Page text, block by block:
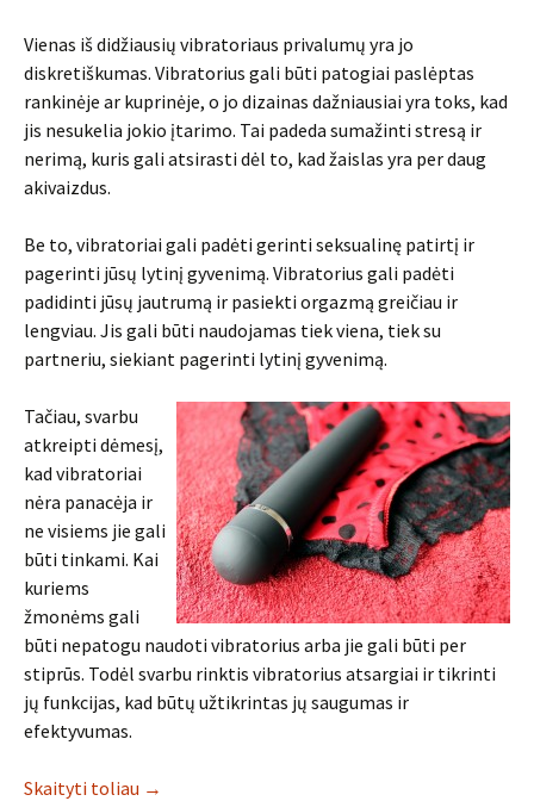
Vienas iš didžiausių vibratoriaus privalumų yra jo
diskretiškumas. Vibratorius gali būti patogiai paslėptas
rankinėje ar kuprinėje, o jo dizainas dažniausiai yra toks, kad
jis nesukelia jokio įtarimo. Tai padeda sumažinti stresą ir
nerimą, kuris gali atsirasti dėl to, kad žaislas yra per daug
akivaizdus.
Be to, vibratoriai gali padėti gerinti seksualinę patirtį ir
pagerinti jūsų lytinį gyvenimą. Vibratorius gali padėti
padidinti jūsų jautrumą ir pasiekti orgazmą greičiau ir
lengviau. Jis gali būti naudojamas tiek viena, tiek su
partneriu, siekiant pagerinti lytinį gyvenimą.
Tačiau, svarbu
atkreipti dėmesį,
kad vibratoriai
nėra panacėja ir
ne visiems jie gali
būti tinkami. Kai
kuriems
žmonėms gali
būti nepatogu naudoti vibratorius arba jie gali būti per
stiprūs. Todėl svarbu rinktis vibratorius atsargiai ir tikrinti
jų funkcijas, kad būtų užtikrintas jų saugumas ir
efektyvumas.
Skaityti toliau →